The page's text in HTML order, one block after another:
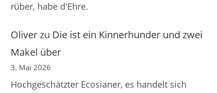
rüber, habe d'Ehre.
Oliverzu Die ist ein Kinnerhunder und zwei
Makel über
3. Mai 2026
Hochgeschätzter Ecosianer, es handelt sich